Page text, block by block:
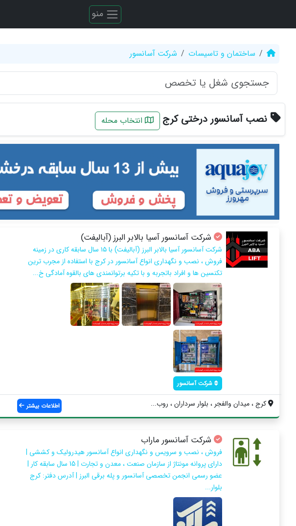
منو
ساختمان و تاسیسات شرکت آسانسور
نصب آسانسور درختی کرج انتخاب محله
شرکت آسانسور آسیا بالابر البرز (آبالیفت)
شرکت آسانسور آسیا بالابر البرز (آبالیفت) با ۱۵ سال سابقه کاری در زمینه
فروش ، نصب و نگهداری انواع آسانسور در کرج با استفاده از مجرب ترین
تکنسین ها و افراد باتجربه و با تکیه برتوانمندی های بالقوه آمادگی خ...
شرکت آسانسور
کرج ، میدان والفجر ، بلوار سرداران ، روب... اطلاعات بیشتر
شرکت آسانسور ماراب
فروش ، نصب و سرویس و نگهداری انواع آسانسور هیدرولیک و کششی |
دارای پروانه مونتاژ از سازمان صنعت ، معدن و تجارت | 15 سال سابقه کار |
عضو رسمی انجمن تخصصی آسانسور و پله برقی البرز | آدرس دفتر: کرج
بلوار...